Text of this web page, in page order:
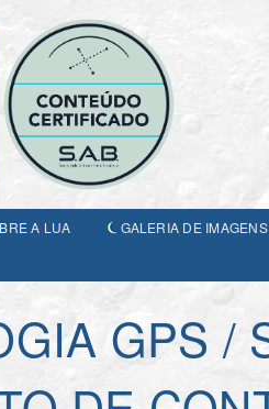
A LUA
GALERIA DE IMAGENS
GPS /